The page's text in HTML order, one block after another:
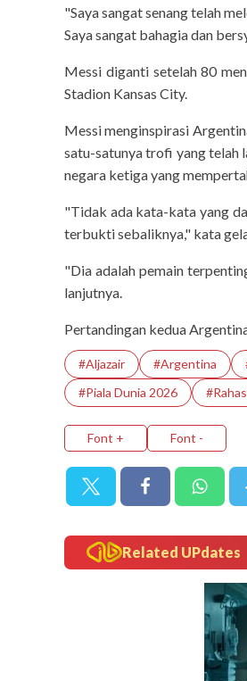
"Saya sangat senang telah
Saya sangat bahagia dan
Messi diganti setelah 80
Stadion Kansas City.
Messi menginspirasi
satu-satunya trofi yang telah
negara ketiga yang
"Tidak ada kata-kata yang
terbukti sebaliknya," kata
"Dia adalah pemain
lanjutnya.
Pertandingan kedua
#Aljazair #Argentina
#Piala Dunia 2026
Font + Font -
Related UPdates